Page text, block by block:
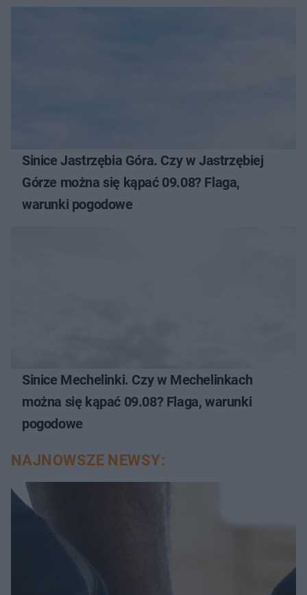
Sinice Jastrzębia Góra. Czy w Jastrzębiej
Górze można się kąpać 09.08? Flaga,
warunki pogodowe
Sinice Mechelinki. Czy w Mechelinkach
można się kąpać 09.08? Flaga, warunki
pogodowe
NAJNOWSZE NEWSY: